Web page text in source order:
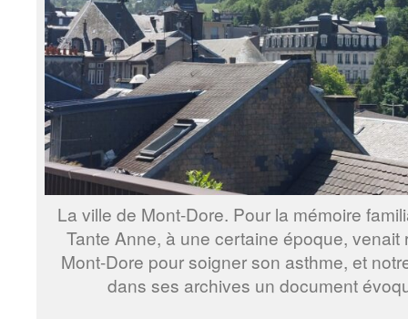
La ville de Mont-Dore. Pour la mémoire
Tante Anne, à une certaine époque, venait
Mont-Dore pour soigner son asthme, et
dans ses archives un document